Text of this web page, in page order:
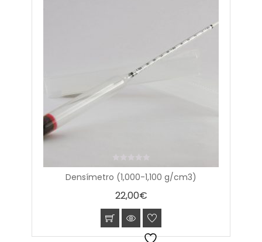
Densímetro (1,000-1,100 g/cm3)
0
out
522,00€